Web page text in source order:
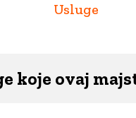
Usluge
koje ovaj